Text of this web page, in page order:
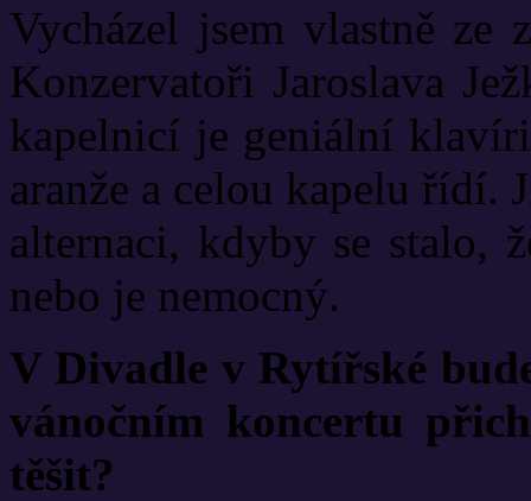
Vycházel jsem vlastně ze
Konzervatoři Jaroslava
kapelnicí je geniální
aranže a celou kapelu řídí.
alternaci, kdyby se stalo,
nebo je nemocný.
V Divadle v Rytířské
vánočním koncertu
těšit?